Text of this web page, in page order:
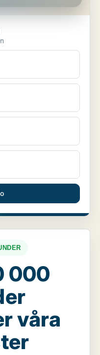
000
våra